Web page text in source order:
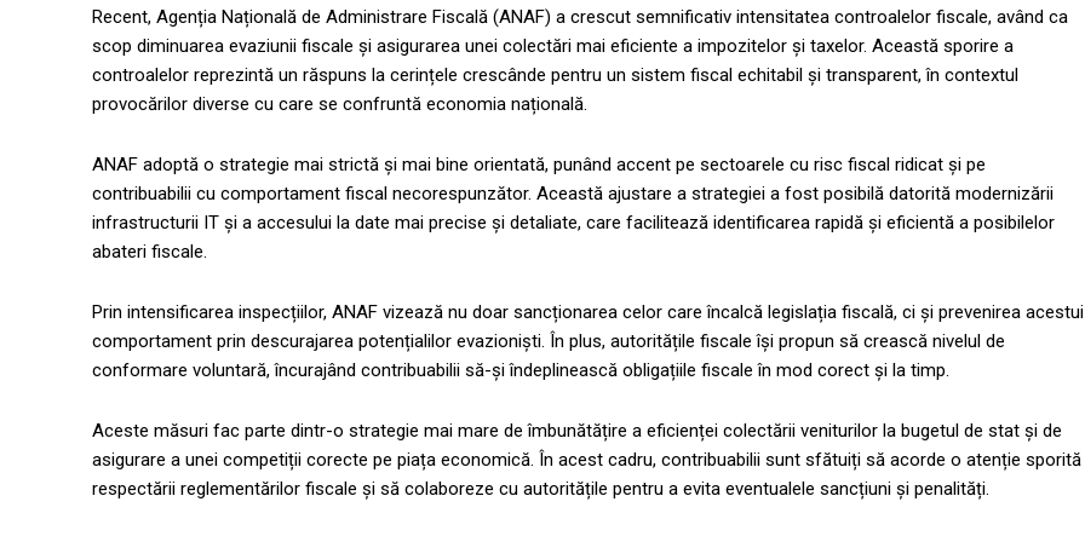
Recent, Agenția Națională de Administrare Fiscală (ANAF) a crescut semnificativ intensitatea controalelor fiscale, având ca
scop diminuarea evaziunii fiscale și asigurarea unei colectări mai eficiente a impozitelor și taxelor. Această sporire a
controalelor reprezintă un răspuns la cerințele crescânde pentru un sistem fiscal echitabil și transparent, în contextul
provocărilor diverse cu care se confruntă economia națională.
ANAF adoptă o strategie mai strictă și mai bine orientată, punând accent pe sectoarele cu risc fiscal ridicat și pe
contribuabilii cu comportament fiscal necorespunzător. Această ajustare a strategiei a fost posibilă datorită modernizării
infrastructurii IT și a accesului la date mai precise și detaliate, care facilitează identificarea rapidă și eficientă a posibilelor
abateri fiscale.
Prin intensificarea inspecțiilor, ANAF vizează nu doar sancționarea celor care încalcă legislația fiscală, ci și prevenirea acestui
comportament prin descurajarea potențialilor evazioniști. În plus, autoritățile fiscale își propun să crească nivelul de
conformare voluntară, încurajând contribuabilii să-și îndeplinească obligațiile fiscale în mod corect și la timp.
Aceste măsuri fac parte dintr-o strategie mai mare de îmbunătățire a eficienței colectării veniturilor la bugetul de stat și de
asigurare a unei competiții corecte pe piața economică. În acest cadru, contribuabilii sunt sfătuiți să acorde o atenție sporită
respectării reglementărilor fiscale și să colaboreze cu autoritățile pentru a evita eventualele sancțiuni și penalități.